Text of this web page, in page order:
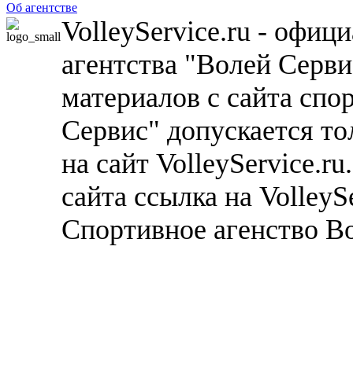
Об агентстве
VolleyService.ru -
агентства "Волей
материалов с сайта
Сервис" допускается
на сайт
сайта ссылка на
Спортивное агенство